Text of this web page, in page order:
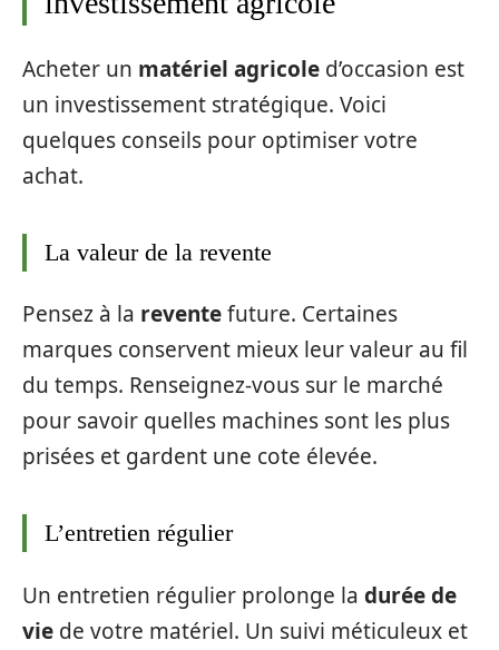
Acheter un matériel agricole d’occasion est
un investissement stratégique. Voici
quelques conseils pour optimiser votre
achat.
La valeur de la revente
Pensez à la reventefuture. Certaines
marques conservent mieux leur valeur au fil
du temps. Renseignez-vous sur le marché
pour savoir quelles machines sont les plus
prisées et gardent une cote élevée.
L’entretien régulier
Un entretien régulier prolonge la durée de
vie de votre matériel. Un suivi méticuleux et